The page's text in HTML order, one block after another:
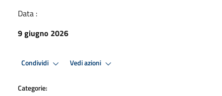
Data :
9 giugno 2026
Condividi Vedi azioni
Categorie: